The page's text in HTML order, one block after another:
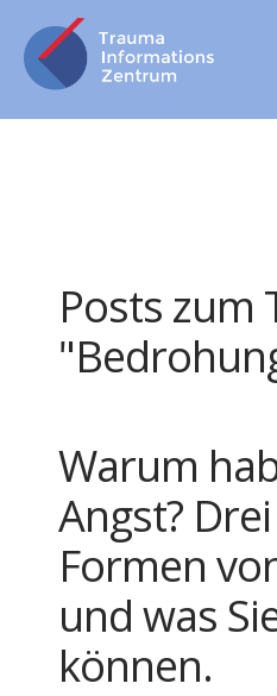
Posts zum
Warum
Angst? Drei
Formen
und was
können.